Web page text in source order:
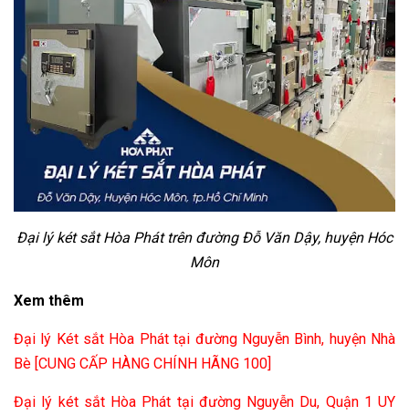
Đại lý két sắt Hòa Phát trên đường Đỗ Văn Dậy, huyện Hóc
Môn
Xem thêm
Đại lý Két sắt Hòa Phát tại đường Nguyễn Bình, huyện Nhà
Bè [CUNG CẤP HÀNG CHÍNH HÃNG 100]
Đại lý két sắt Hòa Phát tại đường Nguyễn Du, Quận 1 UY